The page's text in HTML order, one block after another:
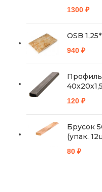
1300 ₽
OSB
940 ₽
Профиль
120 ₽
Брусок
(упак.
80 ₽